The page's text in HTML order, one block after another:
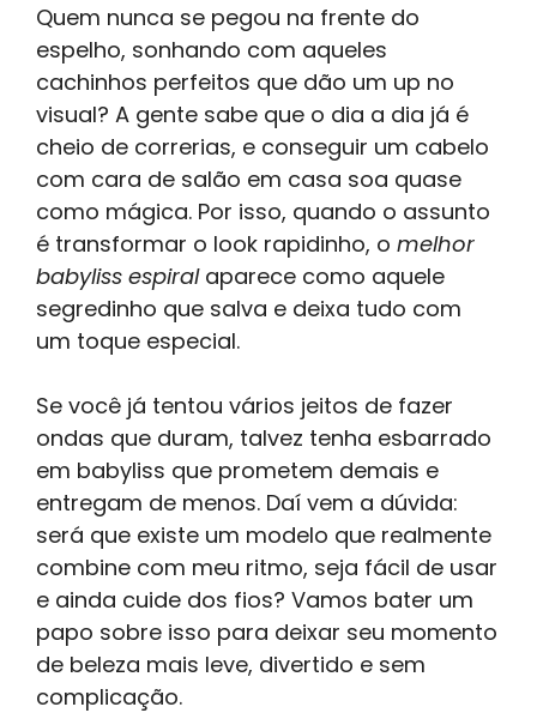
Quem nunca se pegou na frente do
espelho, sonhando com aqueles
cachinhos perfeitos que dão um up no
visual? A gente sabe que o dia a dia já é
cheio de correrias, e conseguir um cabelo
com cara de salão em casa soa quase
como mágica. Por isso, quando o assunto
é transformar o look rapidinho, o melhor
babyliss espiralaparece como aquele
segredinho que salva e deixa tudo com
um toque especial.
Se você já tentou vários jeitos de fazer
ondas que duram, talvez tenha esbarrado
em babyliss que prometem demais e
entregam de menos. Daí vem a dúvida:
será que existe um modelo que realmente
combine com meu ritmo, seja fácil de usar
e ainda cuide dos fios? Vamos bater um
papo sobre isso para deixar seu momento
de beleza mais leve, divertido e sem
complicação.